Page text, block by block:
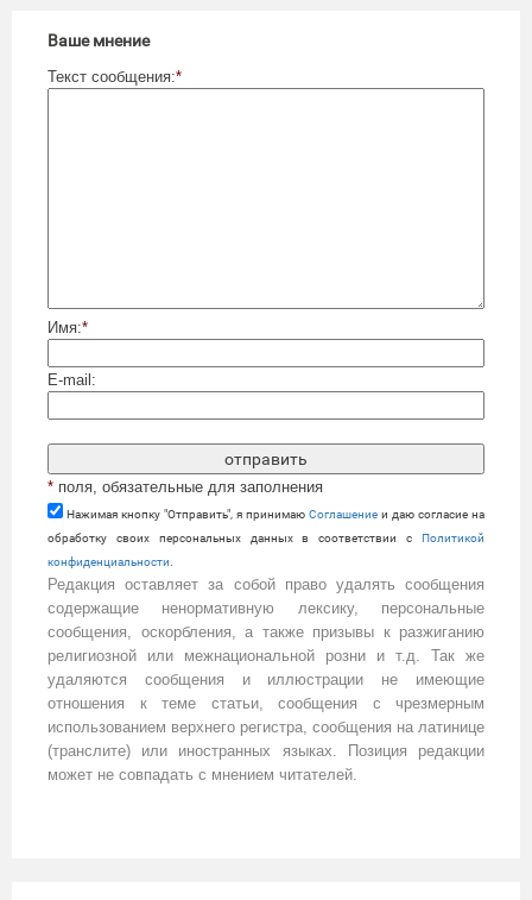
Ваше мнение
Текст сообщения:*
Имя:*
E-mail:
* поля, обязательные для заполнения
Нажимая кнопку "Отправить", я принимаю Cоглашение и даю согласие на
обработку своих персональных данных в соответствии с Политикой
конфиденциальности
Редакция оставляет за собой право удалять сообщения
содержащие ненормативную лексику, персональные
сообщения, оскорбления, а также призывы к разжиганию
религиозной или межнациональной розни и т.д. Так же
удаляются сообщения и иллюстрации не имеющие
отношения к теме статьи, сообщения с чрезмерным
использованием верхнего регистра, сообщения на латинице
(транслите) или иностранных языках. Позиция редакции
может не совпадать с мнением читателей.